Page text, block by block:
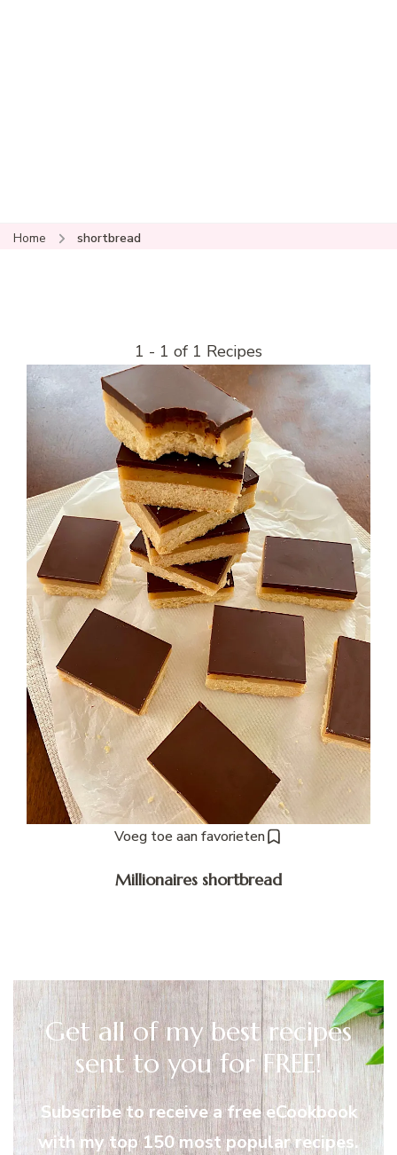
Home shortbread
1 - 1 of 1 Recipes
Voeg toe aan favorieten
Millionaires shortbread
Get all of my best recipes
sent to you for FREE!
Subscribe to receive a free eCookbook
with my top 150 most popular recipes.